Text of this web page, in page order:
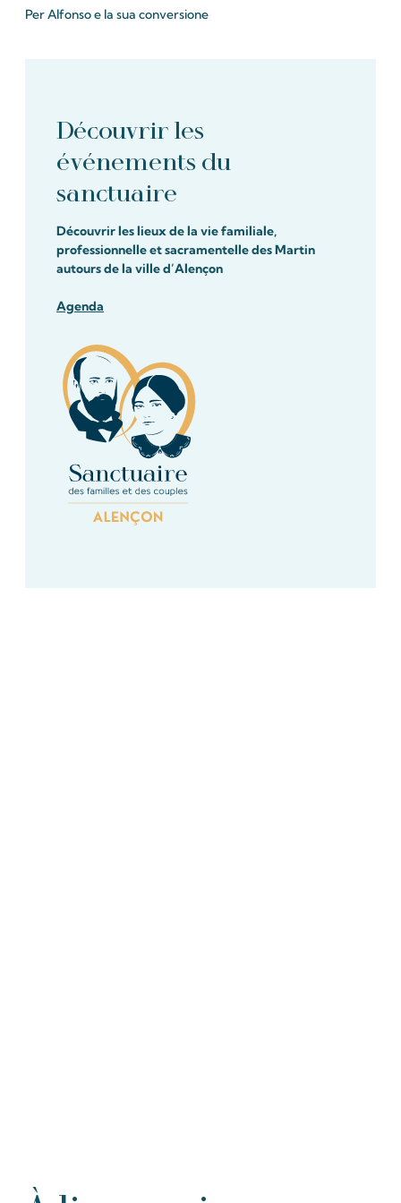
Per Alfonso e la sua conversione
Découvrir les
événements du
sanctuaire
Découvrir les lieux de la vie familiale,
professionnelle et sacramentelle des Martin
autours de la ville d’Alençon
Agenda